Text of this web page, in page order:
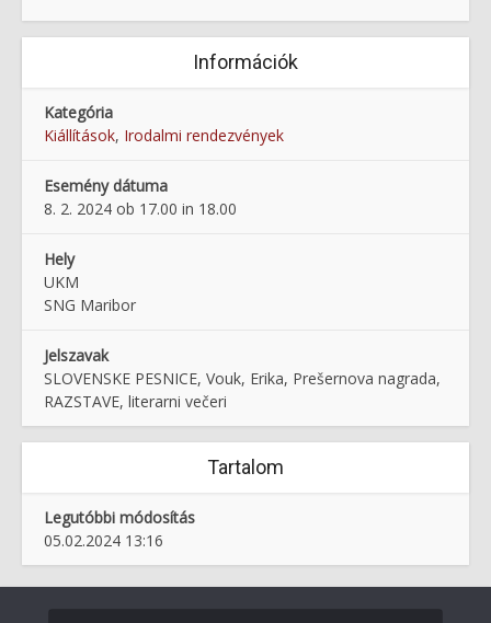
Információk
Kategória
Kiállítások, Irodalmi rendezvények
Esemény dátuma
8. 2. 2024 ob 17.00 in 18.00
Hely
UKM
SNG Maribor
Jelszavak
SLOVENSKE PESNICE, Vouk, Erika, Prešernova nagrada,
RAZSTAVE, literarni večeri
Tartalom
Legutóbbi módosítás
05.02.2024 13:16